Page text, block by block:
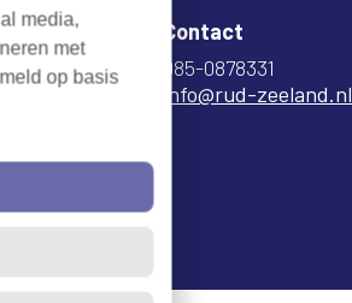
media,
met
op basis
Contact
085-0878331
info@rud-zeeland.nl